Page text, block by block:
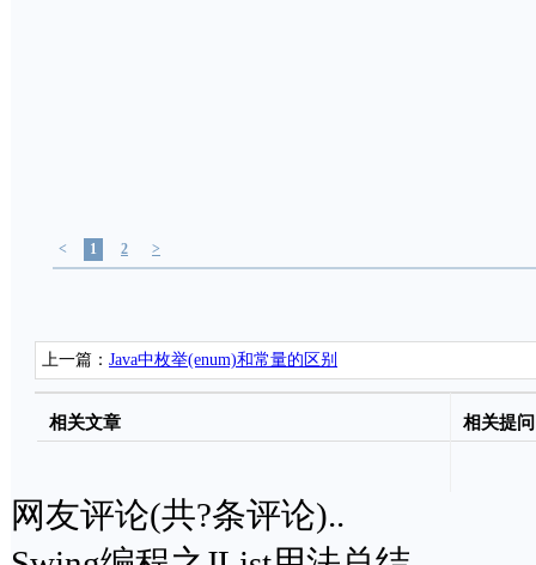
< 1 2 >
上一篇： Java中枚举(enum)和常量的区别
相关文章 相关提问
网友评论(共?条评论)..